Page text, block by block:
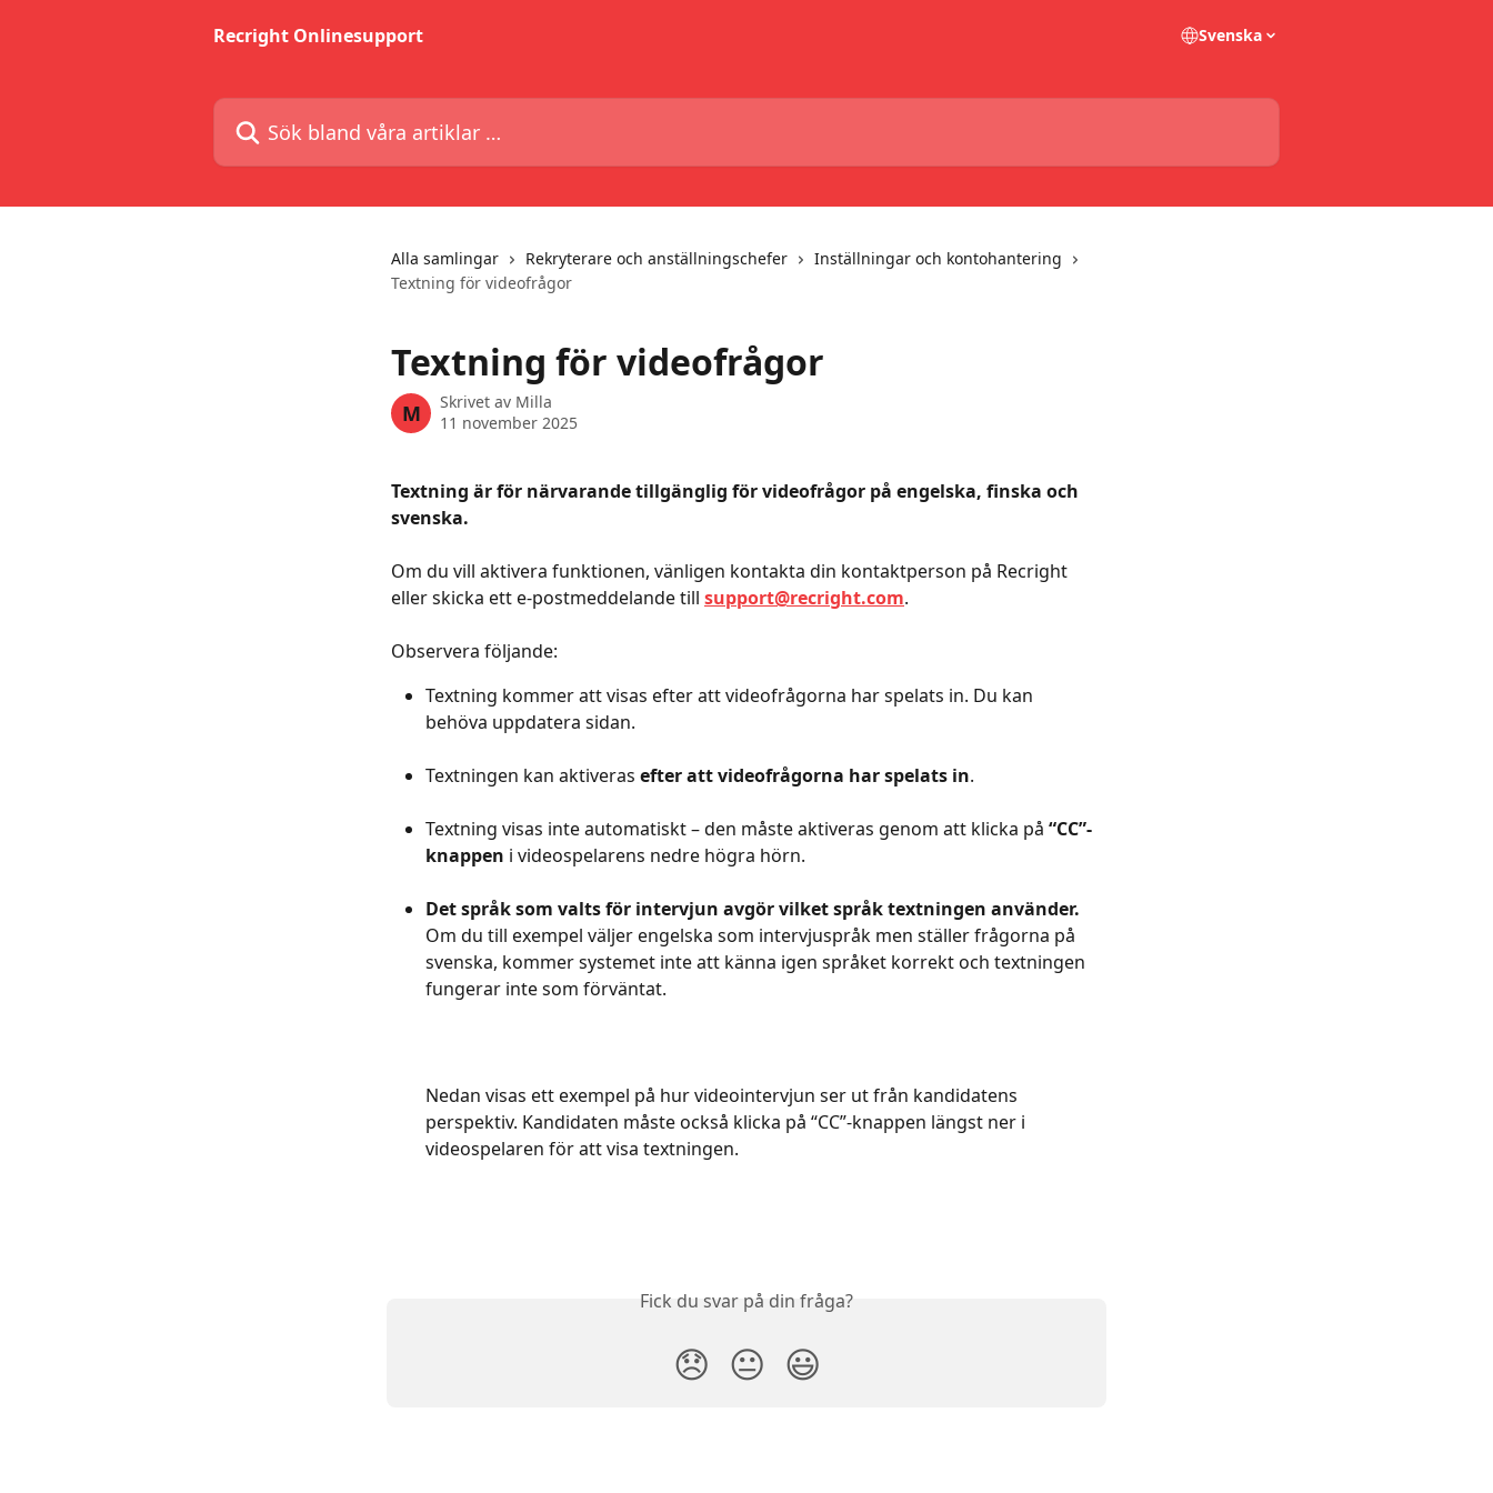
Recright Onlinesupport
Svenska
Sök bland våra artiklar …
Alla samlingar Rekryterare och anställningschefer
Inställningar och kontohantering
Textning för videofrågor
Textning för videofrågor
M Skrivet av Milla
11 november 2025
Textning är för närvarande tillgänglig för videofrågor på engelska, finska och
svenska.
Om du vill aktivera funktionen, vänligen kontakta din kontaktperson på Recright
eller skicka ett e-postmeddelande till support@recright.com.
Observera följande:
Textning kommer att visas efter att videofrågorna har spelats in. Du kan
behöva uppdatera sidan.
Textningen kan aktiveras efter att videofrågorna har spelats in.
Textning visas inte automatiskt – den måste aktiveras genom att klicka på “CC”-
knappen i videospelarens nedre högra hörn.
Det språk som valts för intervjun avgör vilket språk textningen använder.
Om du till exempel väljer engelska som intervjuspråk men ställer frågorna på
svenska, kommer systemet inte att känna igen språket korrekt och textningen
fungerar inte som förväntat.
Nedan visas ett exempel på hur videointervjun ser ut från kandidatens
perspektiv. Kandidaten måste också klicka på “CC”-knappen längst ner i
videospelaren för att visa textningen.
Fick du svar på din fråga?
😞 😐 😃